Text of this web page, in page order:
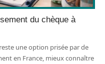
du chèque à
une option prisée par de
en France, mieux connaître